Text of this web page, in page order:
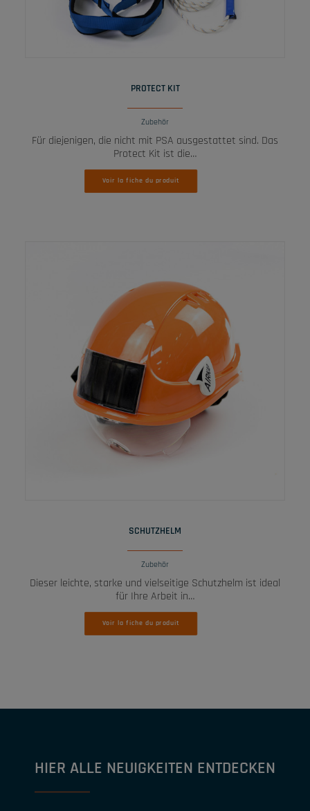
PROTECT KIT
Zubehör
Für diejenigen, die nicht mit PSA ausgestattet sind. Das
Protect Kit ist die…
Voir la fiche du produit
SCHUTZHELM
Zubehör
Dieser leichte, starke und vielseitige Schutzhelm ist ideal
für Ihre Arbeit in…
Voir la fiche du produit
HIER ALLE NEUIGKEITEN ENTDECKEN